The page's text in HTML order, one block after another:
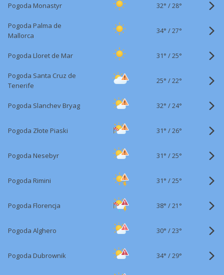
Pogoda Monastyr 32° /28°
Pogoda Palma de
Mallorca
34° /27°
Pogoda Lloret de Mar 31° /25°
Pogoda Santa Cruz de
Tenerife
25° /22°
Pogoda Slanchev Bryag 32° /24°
Pogoda Złote Piaski 31° /26°
Pogoda Nesebyr 31° /25°
Pogoda Rimini 31° /25°
Pogoda Florencja 38° /21°
Pogoda Alghero 30° /23°
Pogoda Dubrownik 34° /29°